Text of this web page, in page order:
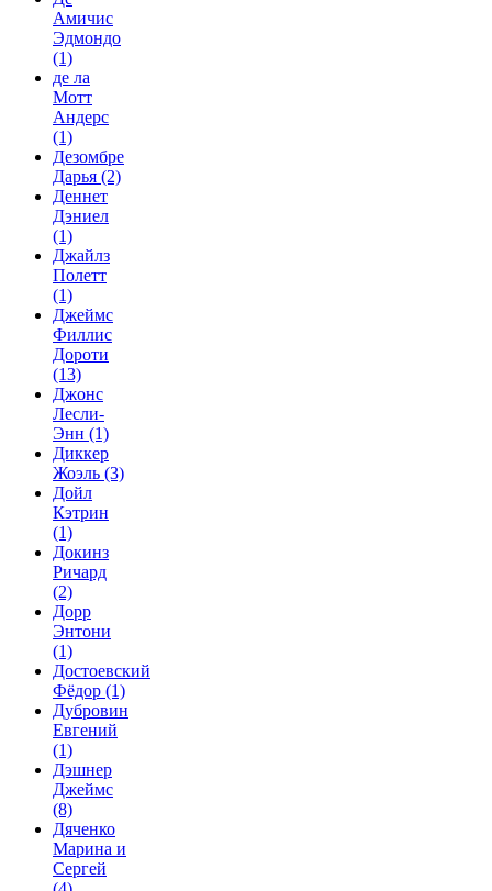
Амичис
Эдмондо
(1)
де ла
Мотт
Андерс
(1)
Дезомбре
Дарья (2)
Деннет
Дэниел
(1)
Джайлз
Полетт
(1)
Джеймс
Филлис
Дороти
(13)
Джонс
Лесли-
Энн (1)
Диккер
Жоэль (3)
Дойл
Кэтрин
(1)
Докинз
Ричард
(2)
Дорр
Энтони
(1)
Достоевский
Фёдор (1)
Дубровин
Евгений
(1)
Дэшнер
Джеймс
(8)
Дяченко
Марина и
Сергей